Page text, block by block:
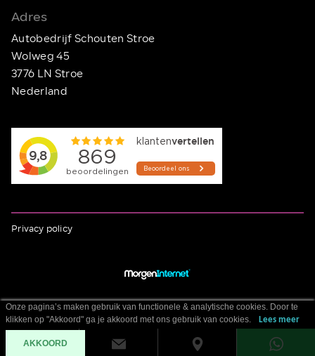
Adres
Autobedrijf Schouten Stroe
Wolweg 45
3776 LN Stroe
Nederland
Privacy policy
Onze pagina’s maken gebruik van functionele & analytische cookies. Door te
klikken op "Akkoord" ga je akkoord met ons gebruik van cookies.
Lees meer
AKKOORD